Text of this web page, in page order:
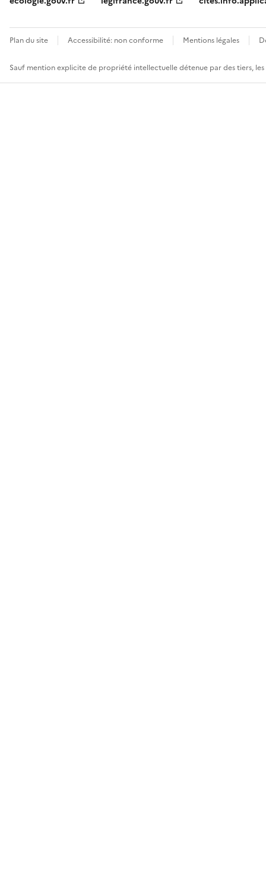
Plan du site Accessibilité: non conforme Mentions légales
Sauf mention explicite de propriété intellectuelle détenue par des tiers,